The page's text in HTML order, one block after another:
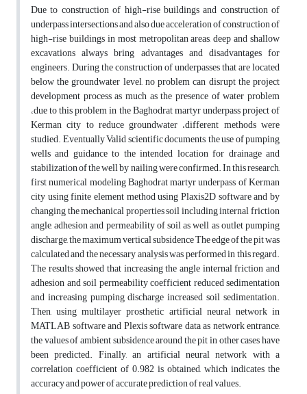
Due to construction of high-rise buildings and construction of
underpass intersections and also due acceleration of construction of
high-rise buildings in most metropolitan areas, deep and shallow
excavations always bring advantages and disadvantages for
engineers. During the construction of underpasses that are located
below the groundwater level, no problem can disrupt the project
development process as much as the presence of water problem
،due to this problem in the Baghodrat martyr underpass project of
Kerman city to reduce groundwater ،different methods were
studied. Eventually Valid scientific documents, the use of pumping
wells and guidance to the intended location for drainage and
stabilization of the well by nailing were confirmed. In this research,
first numerical modeling Baghodrat martyr underpass of Kerman
city using finite element method using Plaxis2D software and by
changing the mechanical properties soil including internal friction
angle, adhesion and permeability of soil as well as outlet pumping
discharge, the maximum vertical subsidence The edge of the pit was
calculated and the necessary analysis was performed in this regard.
The results showed that increasing the angle internal friction and
adhesion and soil permeability coefficient reduced sedimentation
and increasing pumping discharge increased soil sedimentation.
Then, using multilayer prosthetic artificial neural network in
MATLAB software and Plexis software data as network entrance,
the values of ambient subsidence around the pit in other cases have
been predicted. Finally, an artificial neural network with a
correlation coefficient of 0.982 is obtained, which indicates the
accuracy and power of accurate prediction of real values.